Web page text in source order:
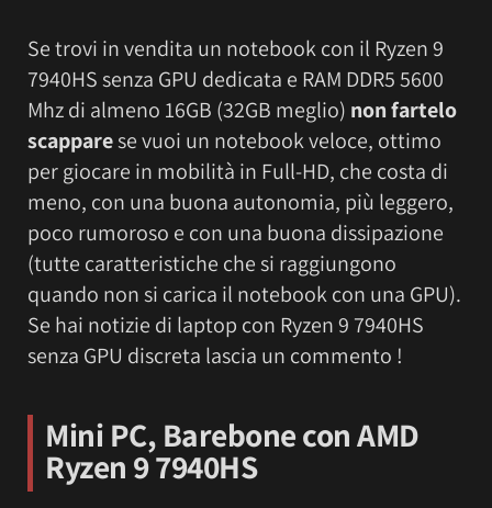
Se trovi in vendita un notebook con il Ryzen 9
7940HS senza GPU dedicata e RAM DDR5 5600
Mhz di almeno 16GB (32GB meglio) non fartelo
scapparese vuoi un notebook veloce, ottimo
per giocare in mobilità in Full-HD, che costa di
meno, con una buona autonomia, più leggero,
poco rumoroso e con una buona dissipazione
(tutte caratteristiche che si raggiungono
quando non si carica il notebook con una GPU).
Se hai notizie di laptop con Ryzen 9 7940HS
senza GPU discreta lascia un commento !
Mini PC, Barebonecon AMD
Ryzen 9 7940HS